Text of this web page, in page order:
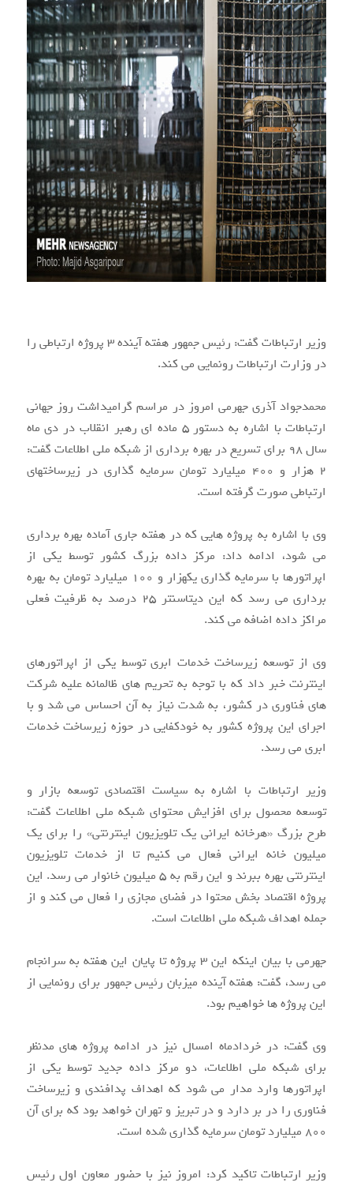
وزیر ارتباطات گفت: رئیس جمهور هفته آینده ۳ پروژه ارتباطی را
در وزارت ارتباطات رونمایی می کند.
محمدجواد آذری جهرمی امروز در مراسم گرامیداشت روز جهانی
ارتباطات با اشاره به دستور ۵ ماده ای رهبر انقلاب در دی ماه
سال ۹۸ برای تسریع در بهره برداری از شبکه ملی اطلاعات گفت:
۲ هزار و ۴۰۰ میلیارد تومان سرمایه گذاری در زیرساختهای
ارتباطی صورت گرفته است.
وی با اشاره به پروژه هایی که در هفته جاری آماده بهره برداری
می شود، ادامه داد: مرکز داده بزرگ کشور توسط یکی از
اپراتورها با سرمایه گذاری یکهزار و ۱۰۰ میلیارد تومان به بهره
برداری می رسد که این دیتاسنتر ۲۵ درصد به ظرفیت فعلی
مراکز داده اضافه می کند.
وی از توسعه زیرساخت خدمات ابری توسط یکی از اپراتورهای
اینترنت خبر داد که با توجه به تحریم های ظالمانه علیه شرکت
های فناوری در کشور، به شدت نیاز به آن احساس می شد و با
اجرای این پروژه کشور به خودکفایی در حوزه زیرساخت خدمات
ابری می رسد.
وزیر ارتباطات با اشاره به سیاست اقتصادی توسعه بازار و
توسعه محصول برای افزایش محتوای شبکه ملی اطلاعات گفت:
طرح بزرگ «هرخانه ایرانی یک تلویزیون اینترنتی» را برای یک
میلیون خانه ایرانی فعال می کنیم تا از خدمات تلویزیون
اینترنتی بهره ببرند و این رقم به ۵ میلیون خانوار می رسد. این
پروژه اقتصاد بخش محتوا در فضای مجازی را فعال می کند و از
جمله اهداف شبکه ملی اطلاعات است.
جهرمی با بیان اینکه این ۳ پروژه تا پایان این هفته به سرانجام
می رسد، گفت: هفته آینده میزبان رئیس جمهور برای رونمایی از
این پروژه ها خواهیم بود.
وی گفت: در خردادماه امسال نیز در ادامه پروژه های مدنظر
برای شبکه ملی اطلاعات، دو مرکز داده جدید توسط یکی از
اپراتورها وارد مدار می شود که اهداف پدافندی و زیرساخت
فناوری را در بر دارد و در تبریز و تهران خواهد بود که برای آن
۸۰۰ میلیارد تومان سرمایه گذاری شده است.
وزیر ارتباطات تاکید کرد: امروز نیز با حضور معاون اول رئیس